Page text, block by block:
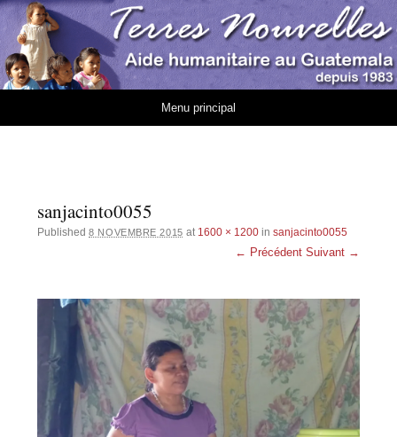
Association Terres
Nouvelles
AIDE HUMANITAIRE AU GUATEMALA DEPUIS 1983
Menu principal
sanjacinto0055
Published8 NOVEMBRE 2015 at 1600 × 1200in sanjacinto0055
← Précédent Suivant →